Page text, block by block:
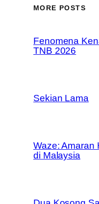
MORE POSTS
Fenomena
TNB 2026
Sekian Lama
Waze: Amaran
di Malaysia